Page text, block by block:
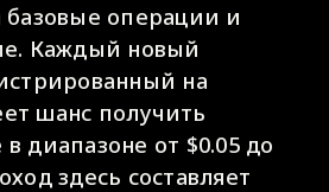
базовые операции и
Каждый новый
на
шанс получить
диапазоне от $0.05 до
здесь составляет